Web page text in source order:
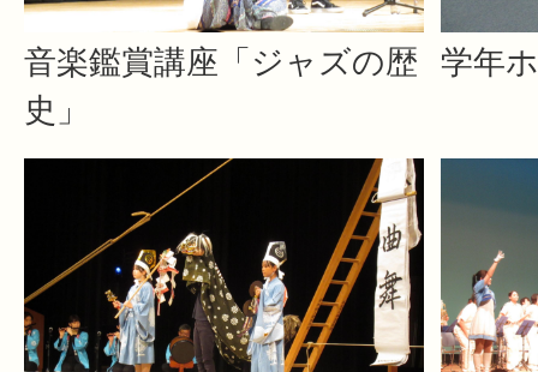
音楽鑑賞講座「ジャズの歴
史」
学年